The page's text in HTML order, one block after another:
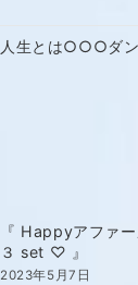
人生とは○○○ダ
『 Happyアファ
３ set ♡ 』
2023年5月7日